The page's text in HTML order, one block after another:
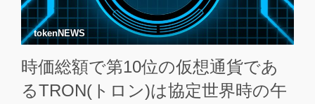
tokenNEWS
時価総額で第10位の仮想通貨であ
るTRON(トロン)は協定世界時の午